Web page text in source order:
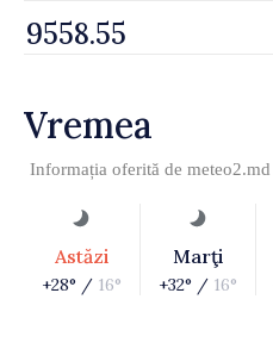
Vremea
Informația oferită de meteo2.md
Astăzi
+28° / 16°
Marţi
+32° / 16°